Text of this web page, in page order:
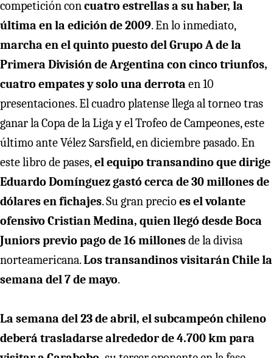
competición concuatro estrellas a su haber, la
última en la edición de 2009. En lo inmediato,
marcha en el quinto puesto del Grupo A de la
Primera División de Argentina con cinco triunfos,
cuatro empates y solo una derrota en 10
presentaciones. El cuadro platense llega al torneo tras
ganar la Copa de la Liga y el Trofeo de Campeones, este
último ante Vélez Sarsfield, en diciembre pasado. En
este libro de pases,el equipo transandino que dirige
Eduardo Domínguez gastó cerca de 30 millones de
dólares en fichajes. Su gran precio es el volante
ofensivo Cristian Medina, quien llegó desde Boca
Juniors previo pago de 16 millonesde la divisa
norteamericana.Los transandinos visitarán Chile la
semana del 7 de mayo.
La semana del 23 de abril, el subcampeón chileno
deberá trasladarse alrededor de 4.700 km para